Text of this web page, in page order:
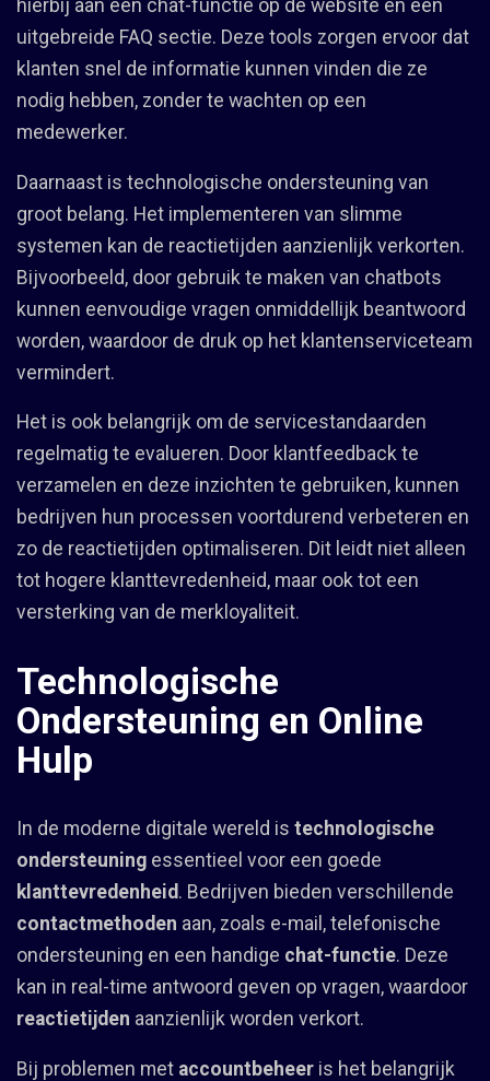
hierbij aan een chat-functie op de website en een
uitgebreide FAQ sectie. Deze tools zorgen ervoor dat
klanten snel de informatie kunnen vinden die ze
nodig hebben, zonder te wachten op een
medewerker.
Daarnaast is technologische ondersteuning van
groot belang. Het implementeren van slimme
systemen kan de reactietijden aanzienlijk verkorten.
Bijvoorbeeld, door gebruik te maken van chatbots
kunnen eenvoudige vragen onmiddellijk beantwoord
worden, waardoor de druk op het klantenserviceteam
vermindert.
Het is ook belangrijk om de servicestandaarden
regelmatig te evalueren. Door klantfeedback te
verzamelen en deze inzichten te gebruiken, kunnen
bedrijven hun processen voortdurend verbeteren en
zo de reactietijden optimaliseren. Dit leidt niet alleen
tot hogere klanttevredenheid, maar ook tot een
versterking van de merkloyaliteit.
Technologische
Ondersteuning en Online
Hulp
In de moderne digitale wereld is technologische
ondersteuning essentieel voor een goede
klanttevredenheid . Bedrijven bieden verschillende
contactmethoden aan, zoals e-mail, telefonische
ondersteuning en een handige chat-functie. Deze
kan in real-time antwoord geven op vragen, waardoor
reactietijden aanzienlijk worden verkort.
Bij problemen met accountbeheer is het belangrijk